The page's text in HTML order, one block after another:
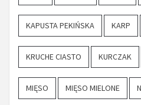
KAPUSTA PEKIŃSKA KARP
KRUCHE CIASTO KURCZAK
MIĘSO MIĘSO MIELONE